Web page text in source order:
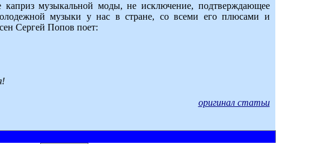
музыкальной моды, не исключение, подтверждающее
музыки у нас в стране, со всеми его плюсами и
Сергей Попов поет:
оригинал статьи